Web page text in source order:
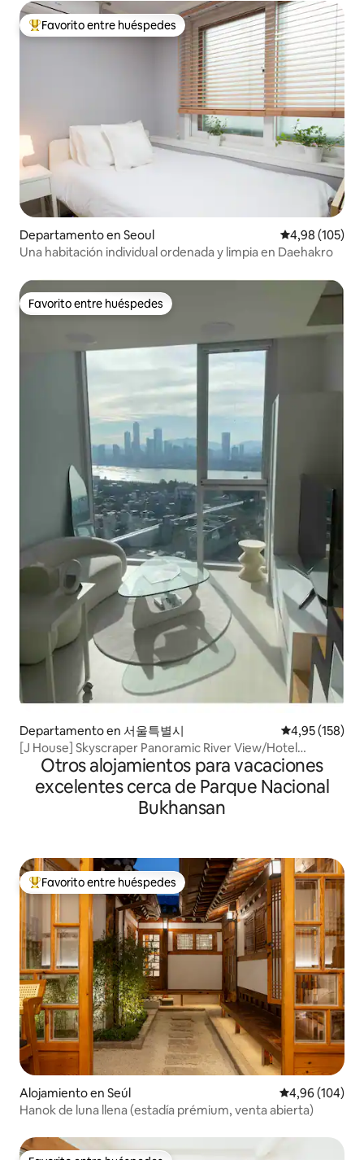
Favorito entre los huéspedes más destacados
Favorito entre huéspedes
Departamento en Seoul Calificación
4,98 (105)
Una habitación individual ordenada y limpia en Daehakro
Favorito entre huéspedes
Favorito entre huéspedes
Departamento en 서울특별시 Calificación
4,95 (158)
[J House] Skyscraper Panoramic River View/Hotel
Bedding/Hapjeong Station 2 minutos y Hongik University
Station a 10 minutos.
Otros alojamientos para vacaciones
excelentes cerca de Parque Nacional
Bukhansan
Favorito entre los huéspedes más destacados
Favorito entre huéspedes
Alojamiento en Seúl Calificación
4,96 (104)
Hanok de luna llena (estadía prémium, venta abierta)